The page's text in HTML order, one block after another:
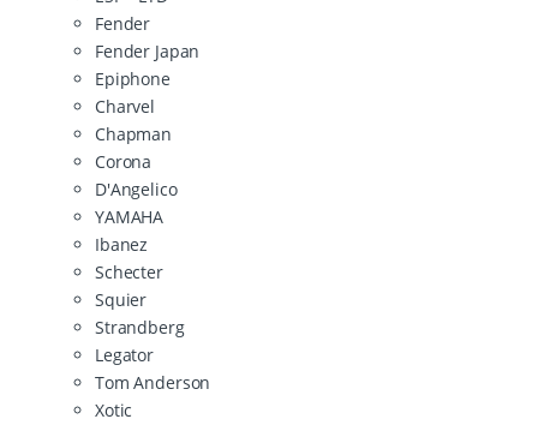
Fender
Fender Japan
Epiphone
Charvel
Chapman
Corona
D'Angelico
YAMAHA
Ibanez
Schecter
Squier
Strandberg
Legator
Tom Anderson
Xotic